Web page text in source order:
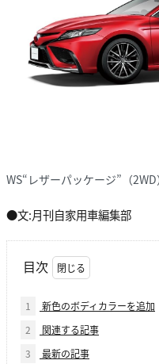
WS“レザーパッケージ”（
●文:月刊自家用車編集部
目次
1
新色のボディカラーを追加
2
関連する記事
3
最新の記事